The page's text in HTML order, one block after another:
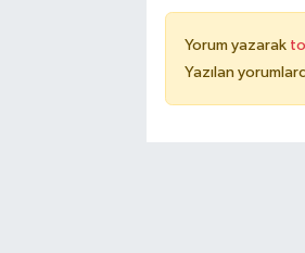
Yorum yazarak
Yazılan